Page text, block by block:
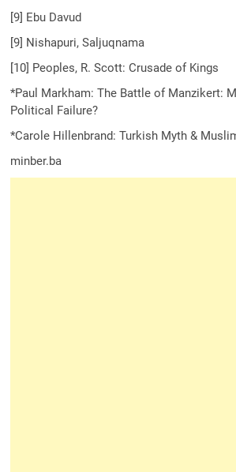
[9] Ebu Davud
[9] Nishapuri, Saljuqnama
[10] Peoples, R. Scott: Crusade of Kings
*Paul Markham: The Battle of Manzikert:
Political Failure?
*Carole Hillenbrand: Turkish Myth &
minber.ba